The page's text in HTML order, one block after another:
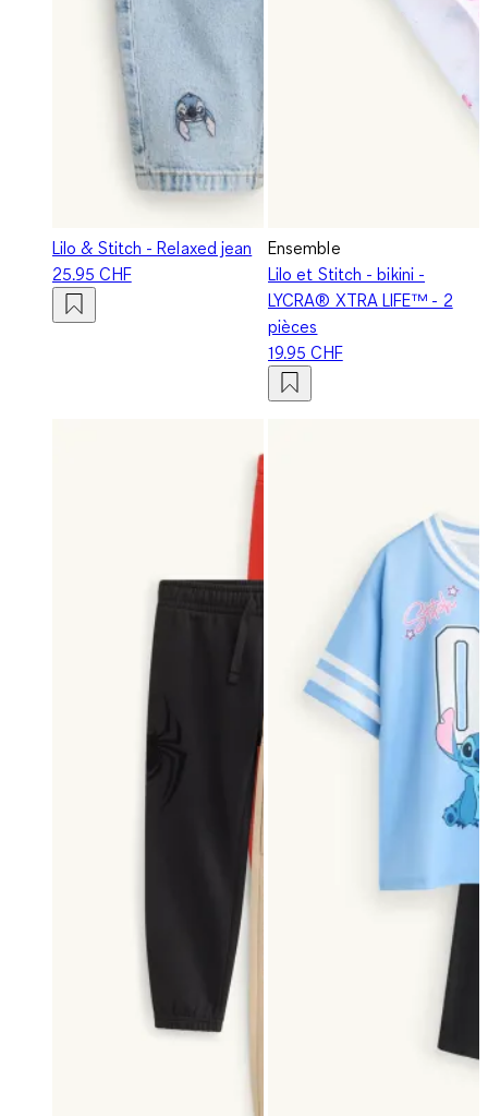
Lilo & Stitch - Relaxed jean
25.95 CHF
Ensemble
Lilo et Stitch - bikini -
LYCRA® XTRA LIFE™ - 2
pièces
19.95 CHF